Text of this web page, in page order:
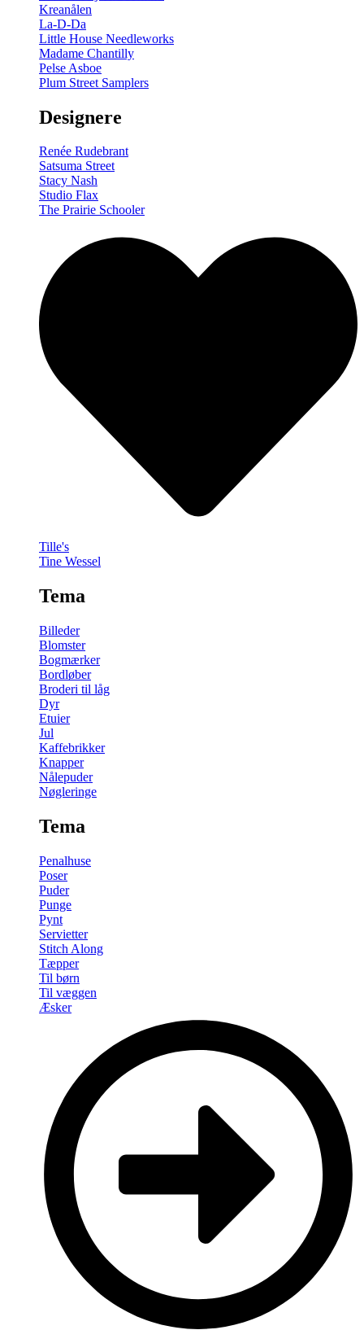
Kreanålen
La-D-Da
Little House Needleworks
Madame Chantilly
Pelse Asboe
Plum Street Samplers
Designere
Renée Rudebrant
Satsuma Street
Stacy Nash
Studio Flax
The Prairie Schooler
Tille's
Tine Wessel
Tema
Billeder
Blomster
Bogmærker
Bordløber
Broderi til låg
Dyr
Etuier
Jul
Kaffebrikker
Knapper
Nålepuder
Nøgleringe
Tema
Penalhuse
Poser
Puder
Punge
Pynt
Servietter
Stitch Along
Tæpper
Til børn
Til væggen
Æsker